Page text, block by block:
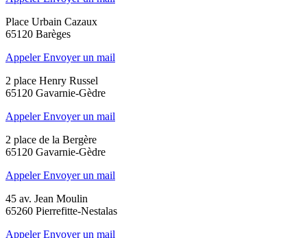
Place Urbain Cazaux
65120 Barèges
AppelerEnvoyer un mail
2 place Henry Russel
65120 Gavarnie-Gèdre
AppelerEnvoyer un mail
2 place de la Bergère
65120 Gavarnie-Gèdre
AppelerEnvoyer un mail
45 av. Jean Moulin
65260 Pierrefitte-Nestalas
AppelerEnvoyer un mail